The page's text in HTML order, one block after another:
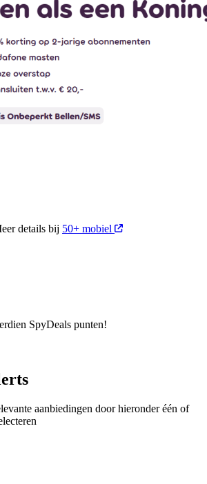
details bij 50+ mobiel
SpyDeals punten!
aanbiedingen door hieronder één of